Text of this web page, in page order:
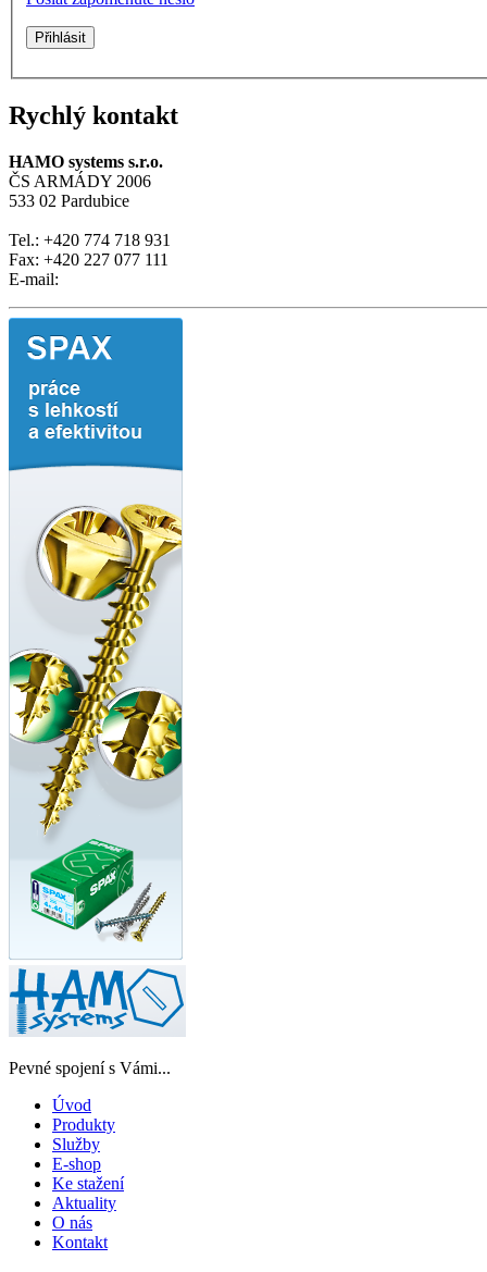
Rychlý kontakt
HAMO systems s.r.o.
ČS ARMÁDY 2006
533 02 Pardubice
Tel.: +420 774 718 931
Fax: +420 227 077 111
E-mail:
Pevné spojení s Vámi...
Úvod
Produkty
Služby
E-shop
Ke stažení
Aktuality
O nás
Kontakt